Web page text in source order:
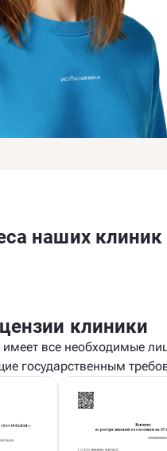
наших клиник
клиники
все необходимые
государственным